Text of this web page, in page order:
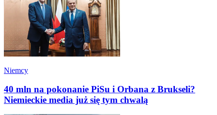
Niemcy
40 mln na pokonanie PiSu i Orbana z Brukseli?
Niemieckie media już się tym chwalą